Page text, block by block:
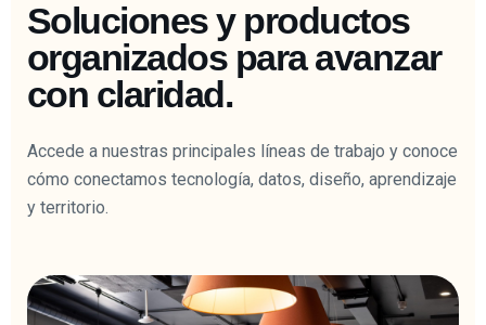
Soluciones y productos
organizados para avanzar
con claridad.
Accede a nuestras principales líneas de trabajo y conoce
cómo conectamos tecnología, datos, diseño, aprendizaje
y territorio.